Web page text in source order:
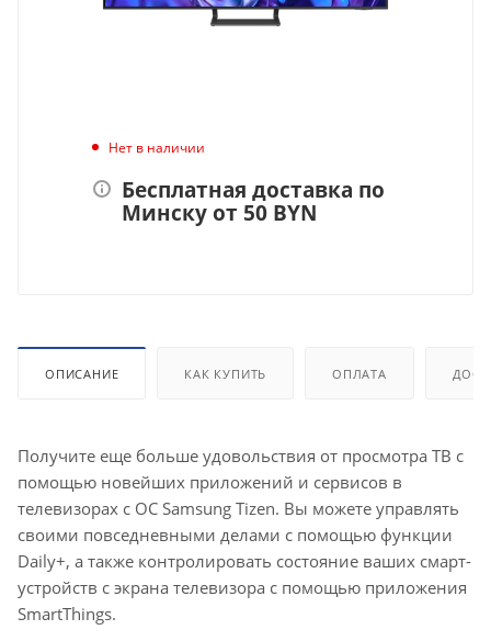
Нет в наличии
Бесплатная доставка по
Минску от 50 BYN
ОПИСАНИЕ КАК КУПИТЬ ОПЛАТА
Получите еще больше удовольствия от просмотра ТВ с
помощью новейших приложений и сервисов в
телевизорах с ОС Samsung Tizen. Вы можете управлять
своими повседневными делами с помощью функции
Daily+, а также контролировать состояние ваших смарт-
устройств с экрана телевизора с помощью приложения
SmartThings.